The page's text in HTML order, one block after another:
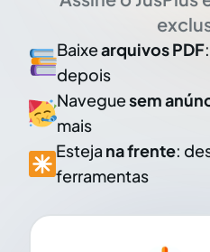
Baixearquivos PDF
depois
Naveguesem
mais
Esteja na frente:
ferramentas